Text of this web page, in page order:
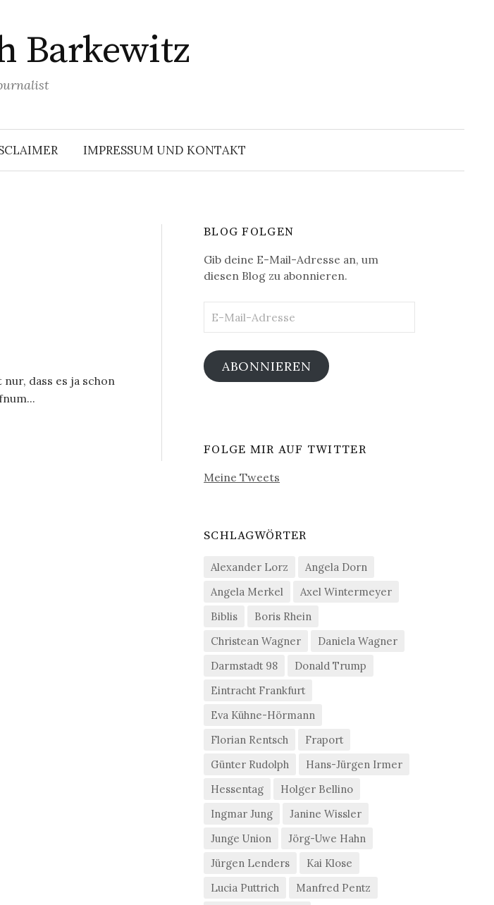
Barkewitz
IMPRESSUM UND KONTAKT
Suchen
dass es ja schon
BLOG FOLGEN
Gib deine E-Mail-Adresse an, um
diesen Blog zu abonnieren.
Mail-
ABONNIEREN
FOLGE MIR AUF TWITTER
Meine Tweets
SCHLAGWÖRTER
Alexander Lorz
Angela Dorn
Angela Merkel
Axel Wintermeyer
Biblis
Boris Rhein
Christean Wagner
Daniela Wagner
Darmstadt 98
Donald Trump
Eintracht Frankfurt
Eva Kühne-Hörmann
Florian Rentsch
Fraport
Günter Rudolph
Hans-Jürgen Irmer
Hessentag
Holger Bellino
Ingmar Jung
Janine Wissler
Junge Union
Jörg-Uwe Hahn
Jürgen Lenders
Kai Klose
Lucia Puttrich
Manfred Pentz